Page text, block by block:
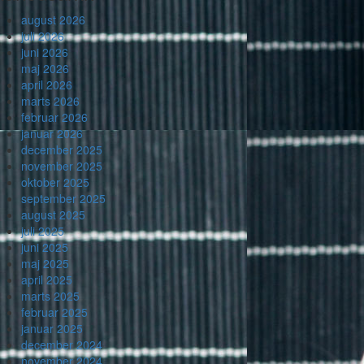
august 2026
juli 2026
juni 2026
maj 2026
april 2026
marts 2026
februar 2026
januar 2026
december 2025
november 2025
oktober 2025
september 2025
august 2025
juli 2025
juni 2025
maj 2025
april 2025
marts 2025
februar 2025
januar 2025
december 2024
november 2024